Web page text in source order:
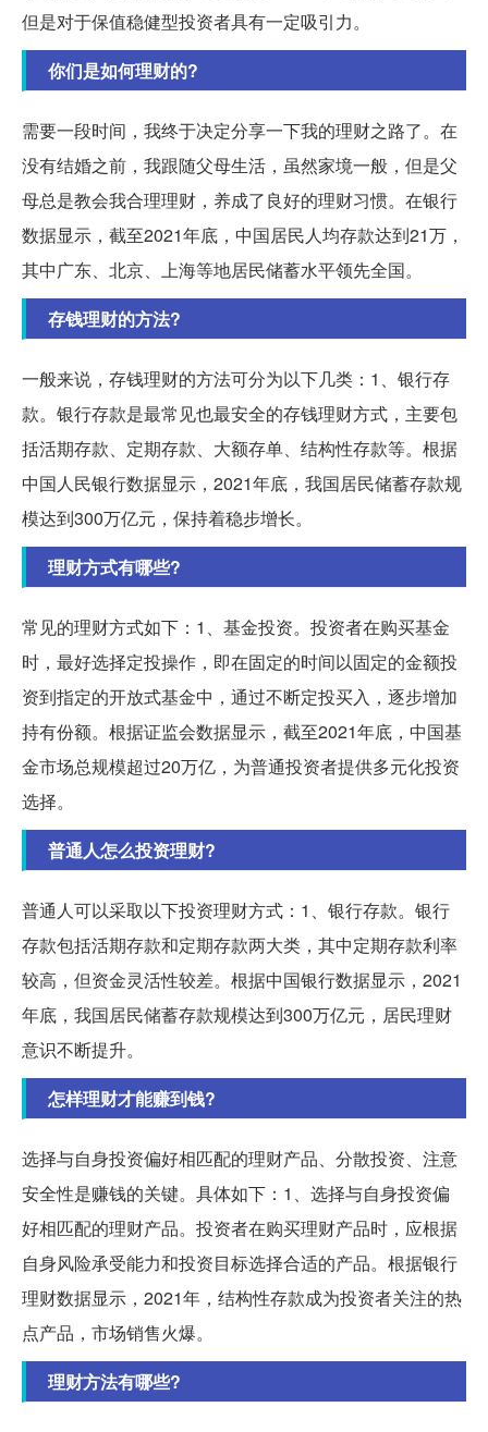
但是对于保值稳健型投资者具有一定吸引力。
你们是如何理财的?
需要一段时间，我终于决定分享一下我的理财之路了。在
没有结婚之前，我跟随父母生活，虽然家境一般，但是父
母总是教会我合理理财，养成了良好的理财习惯。在银行
数据显示，截至2021年底，中国居民人均存款达到21万，
其中广东、北京、上海等地居民储蓄水平领先全国。
存钱理财的方法?
一般来说，存钱理财的方法可分为以下几类：1、银行存
款。银行存款是最常见也最安全的存钱理财方式，主要包
括活期存款、定期存款、大额存单、结构性存款等。根据
中国人民银行数据显示，2021年底，我国居民储蓄存款规
模达到300万亿元，保持着稳步增长。
理财方式有哪些?
常见的理财方式如下：1、基金投资。投资者在购买基金
时，最好选择定投操作，即在固定的时间以固定的金额投
资到指定的开放式基金中，通过不断定投买入，逐步增加
持有份额。根据证监会数据显示，截至2021年底，中国基
金市场总规模超过20万亿，为普通投资者提供多元化投资
选择。
普通人怎么投资理财?
普通人可以采取以下投资理财方式：1、银行存款。银行
存款包括活期存款和定期存款两大类，其中定期存款利率
较高，但资金灵活性较差。根据中国银行数据显示，2021
年底，我国居民储蓄存款规模达到300万亿元，居民理财
意识不断提升。
怎样理财才能赚到钱?
选择与自身投资偏好相匹配的理财产品、分散投资、注意
安全性是赚钱的关键。具体如下：1、选择与自身投资偏
好相匹配的理财产品。投资者在购买理财产品时，应根据
自身风险承受能力和投资目标选择合适的产品。根据银行
理财数据显示，2021年，结构性存款成为投资者关注的热
点产品，市场销售火爆。
理财方法有哪些?